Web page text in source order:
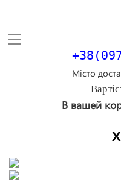
Toggle
Місто
В вашей